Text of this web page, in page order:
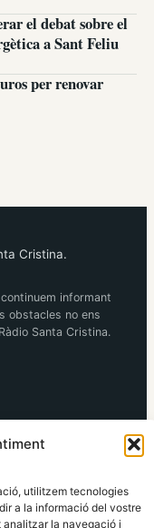
utilitzem tecnologies
a la informació del vostre
analitzar la navegació i
el debat sobre el
a Sant Feliu
per renovar
Cristina.
informant
obstacles no ens
Santa Cristina.